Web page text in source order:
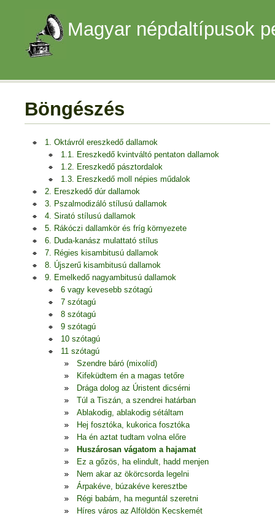
Magyar népdaltípusok
Böngészés
1. Oktávról ereszkedő dallamok
1.1. Ereszkedő kvintváltó pentaton dallamok
1.2. Ereszkedő pásztordalok
1.3. Ereszkedő moll népies műdalok
2. Ereszkedő dúr dallamok
3. Pszalmodizáló stílusú dallamok
4. Sirató stílusú dallamok
5. Rákóczi dallamkör és fríg környezete
6. Duda-kanász mulattató stílus
7. Régies kisambitusú dallamok
8. Újszerű kisambitusú dallamok
9. Emelkedő nagyambitusú dallamok
6 vagy kevesebb szótagú
7 szótagú
8 szótagú
9 szótagú
10 szótagú
11 szótagú
Szendre báró (mixolíd)
Kifeküdtem én a magas tetőre
Drága dolog az Úristent dicsérni
Túl a Tiszán, a szendrei határban
Ablakodig, ablakodig sétáltam
Hej fosztóka, kukorica fosztóka
Ha én aztat tudtam volna előre
Huszárosan vágatom a hajamat
Ez a gőzös, ha elindult, hadd menjen
Nem akar az ökörcsorda legelni
Árpakéve, búzakéve keresztbe
Régi babám, ha meguntál szeretni
Híres város az Alföldön Kecskemét